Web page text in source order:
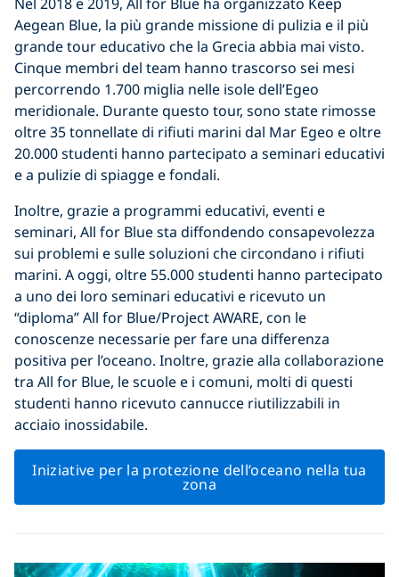
Aegean Blue, la più grande missione di pulizia e il più
grande tour educativo che la Grecia abbia mai visto.
Cinque membri del team hanno trascorso sei mesi
percorrendo 1.700 miglia nelle isole dell’Egeo
meridionale. Durante questo tour, sono state rimosse
oltre 35 tonnellate di rifiuti marini dal Mar Egeo e oltre
20.000 studenti hanno partecipato a seminari educativi
e a pulizie di spiagge e fondali.
Inoltre, grazie a programmi educativi, eventi e
seminari, All for Blue sta diffondendo consapevolezza
sui problemi e sulle soluzioni che circondano i rifiuti
marini. A oggi, oltre 55.000 studenti hanno partecipato
a uno dei loro seminari educativi e ricevuto un
“diploma” All for Blue/Project AWARE, con le
conoscenze necessarie per fare una differenza
positiva per l’oceano. Inoltre, grazie alla collaborazione
tra All for Blue, le scuole e i comuni, molti di questi
studenti hanno ricevuto cannucce riutilizzabili in
acciaio inossidabile.
Iniziative per la protezione dell’oceano nella tua
zona